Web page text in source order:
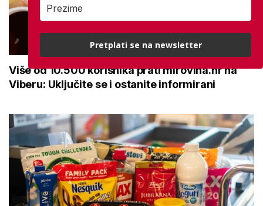
Više od 10.500 korisnika prati mirovina.hr na
Viberu: Uključite se i ostanite informirani
Pretplati se na newsletter